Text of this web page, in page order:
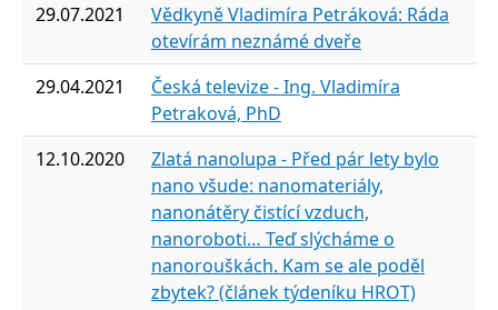
29.07.2021
Vědkyně Vladimíra Petráková: Ráda
otevírám neznámé dveře
29.04.2021
Česká televize - Ing. Vladimíra
Petraková, PhD
12.10.2020
Zlatá nanolupa - Před pár lety bylo
nano všude: nanomateriály,
nanonátěry čistící vzduch,
nanoroboti… Teď slýcháme o
nanorouškách. Kam se ale poděl
zbytek? (článek týdeníku HROT)